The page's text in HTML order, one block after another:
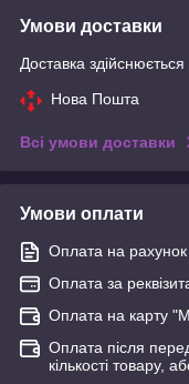
Умови доставки
Доставка здійснюється
Нова Пошта
Всі умови доставки
Умови оплати
Оплата на рахунок
Оплата за
Оплата на карту
Оплата після
кількості товару,